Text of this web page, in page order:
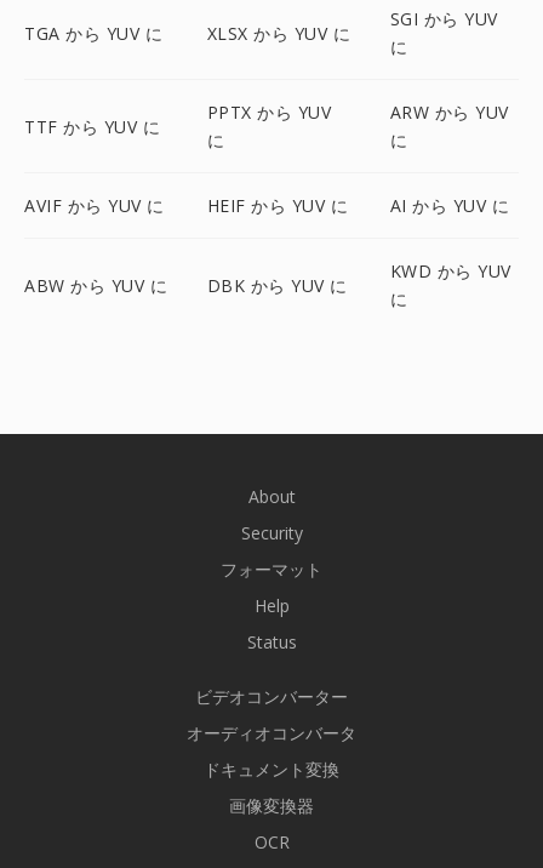
TGA から YUV に XLSX から YUV に
SGI から YUV
に
TTF から YUV に
PPTX から YUV
に
ARW から YUV
に
AVIF から YUV に HEIF から YUV に AI から YUV に
ABW から YUV に DBK から YUV に
KWD から YUV
に
About
Security
フォーマット
Help
Status
ビデオコンバーター
オーディオコンバータ
ドキュメント変換
画像変換器
OCR